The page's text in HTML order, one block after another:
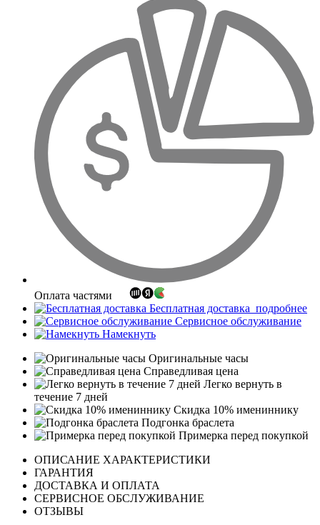
Оплата частями
Бесплатная доставка подробнее
Сервисное обслуживание
Намекнуть
Оригинальные часы
Справедливая цена
Легко вернуть в
течение 7 дней
Скидка 10% имениннику
Подгонка браслета
Примерка перед покупкой
ОПИСАНИЕ ХАРАКТЕРИСТИКИ
ГАРАНТИЯ
ДОСТАВКА И ОПЛАТА
СЕРВИСНОЕ ОБСЛУЖИВАНИЕ
ОТЗЫВЫ